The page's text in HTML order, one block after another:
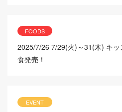
FOODS
2025/7/26 7/29(火)～31(木) キ
食発売！
EVENT